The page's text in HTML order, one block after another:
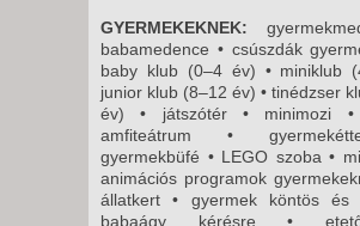
GYERMEKEKNEK:
babamedence • csúszdák
baby klub (0–4 év) • miniklub
junior klub (8–12 év) • tinédzser
év) • játszótér • minimozi •
amfiteátrum •
gyermekbüfé • LEGO szoba •
animációs programok
állatkert • gyermek köntös és
babaágy kérésre •